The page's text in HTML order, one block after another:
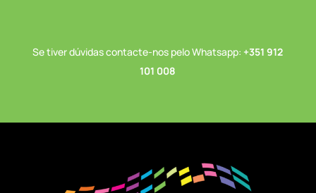
Se tiver dúvidas contacte-nos pelo Whatsapp: +351 912
101 008